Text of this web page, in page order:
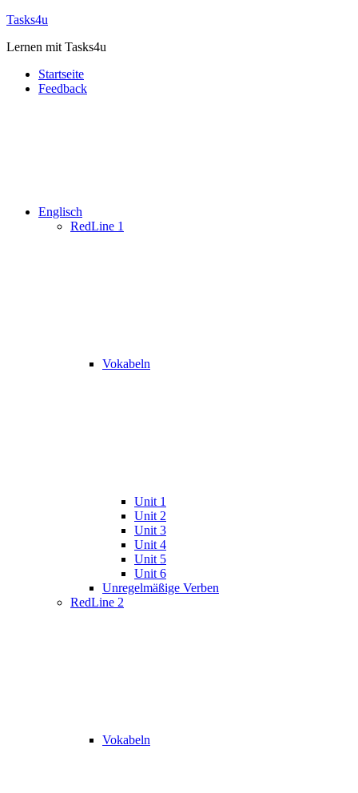
Zum
springen
Tasks4u
Lernen mit Tasks4u
Startseite
Feedback
Englisch
RedLine 1
Vokabeln
Unit 1
Unit 2
Unit 3
Unit 4
Unit 5
Unit 6
Unregelmäßige Verben
RedLine 2
Vokabeln